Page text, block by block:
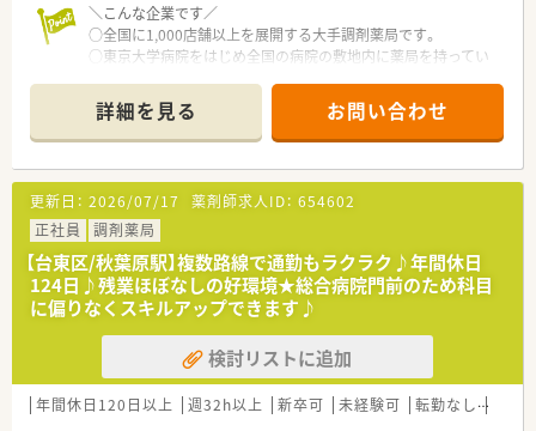
■経験を積んで、将来独立して自分のお店を持ちたい方にもおす
すめです♪
≪こんな方におすすめ≫
■勤務地にこだわらず働きたい方！
この求人は都内ラウンダーの募集です♪（板橋区・練馬区・大田
区・台東区など、ほか千葉埼玉などもできる方歓迎）
■メリハリをつけて働きたい方！
■将来的に独立を考えている方！
＼こんな企業です／
○全国に1,000店舗以上を展開する大手調剤薬局です。
○東京大学病院をはじめ全国の病院の敷地内に薬局を持ってい
病診薬連携を強化することで、地域にお住いの患者様に高度な医
療の提供を実現しています。
○全店「同一の機械・システム」を採用しており、且つ処方箋の応
需内容が多岐にわたる（敷地内・病院門前・医療モール・CL門前）
ので、スキルUPしたい方にはお勧めもです。
○長期就業＆自己研讃を続ける事で給与があがる仕組みになっ
ており、将来的に高年収も狙う事が出来ます。
○インターネットを使って処方薬の飲み方を遠隔指導する「オン
ライン服薬指導」、今後も病院の「敷地内薬局」の推進、女性客の
取り込みを狙う店舗でデザインの一新。
M&Aによる店舗拡大と業界のリーディングカンパニーとして成
長を続けています。
○どの店舗も、最新システムが整っています！
＼福利厚生／
詳細を見る お問い合わせ
更新日： 2026/07/17 薬剤師求人ID： 654602
正社員
調剤薬局
【台東区/秋葉原駅】複数路線で通勤もラクラク♪年間休日
124日♪残業ほぼなしの好環境★総合病院門前のため科目
に偏りなくスキルアップできます♪
検討リストに追加
年間休日120日以上 週32h以上 新卒可 未経験可 転勤なし